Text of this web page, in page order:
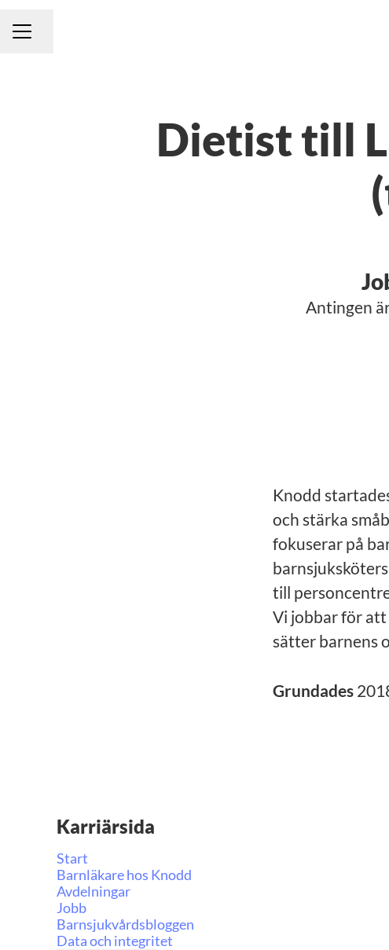
KARRIÄRMENY
Dela sidan
Dietist till
Antingen
Knodd
och stärka
fokuserar på
till
Vi jobbar för att
sätter barnens
Grundades
Karriärsida
Start
Barnläkare hos Knodd
Avdelningar
Jobb
Barnsjukvårdsbloggen
Data och integritet